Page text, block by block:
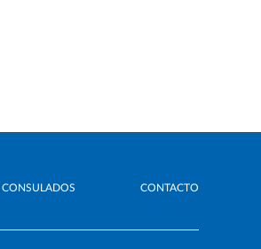
CONSULADOS CONTACTO